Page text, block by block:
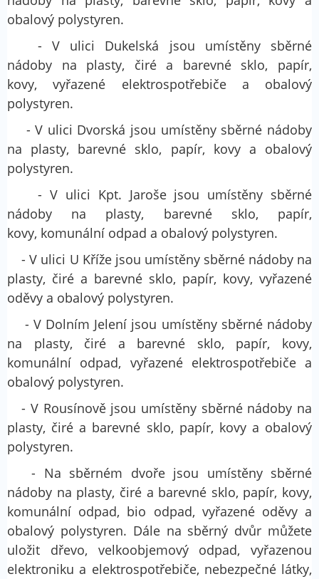
obalový polystyren.
- V ulici Dukelská jsou umístěny sběrné
nádoby na plasty, čiré a barevné sklo, papír,
kovy, vyřazené elektrospotřebiče a obalový
polystyren.
- V ulici Dvorská jsou umístěny sběrné nádoby
na plasty, barevné sklo, papír, kovy a obalový
polystyren.
- V ulici Kpt. Jaroše jsou umístěny sběrné
nádoby na plasty, barevné sklo, papír,
kovy, komunální odpad a obalový polystyren.
- V ulici U Kříže jsou umístěny sběrné nádoby na
plasty, čiré a barevné sklo, papír, kovy, vyřazené
oděvy a obalový polystyren.
- V Dolním Jelení jsou umístěny sběrné nádoby
na plasty, čiré a barevné sklo, papír, kovy,
komunální odpad, vyřazené elektrospotřebiče a
obalový polystyren.
- V Rousínově jsou umístěny sběrné nádoby na
plasty, čiré a barevné sklo, papír, kovy a obalový
polystyren.
- Na sběrném dvoře jsou umístěny sběrné
nádoby na plasty, čiré a barevné sklo, papír, kovy,
komunální odpad, bio odpad, vyřazené oděvy a
obalový polystyren. Dále na sběrný dvůr můžete
uložit dřevo, velkoobjemový odpad, vyřazenou
elektroniku a elektrospotřebiče, nebezpečné látky,